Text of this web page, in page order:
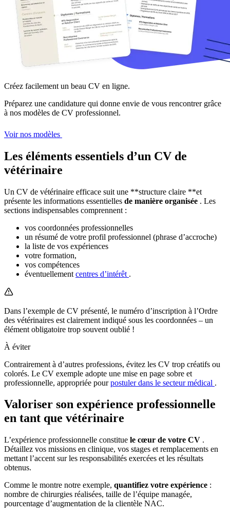
Créez facilement un beau CV en ligne.
Préparez une candidature qui donne envie de vous rencontrer grâce
à nos modèles de CV professionnel.
Voir nos modèles
Les éléments essentiels d’un CV de
vétérinaire
Un CV de vétérinaire efficace suit une **structure claire **et
présente les informations essentielles de manière organisée . Les
sections indispensables comprennent :
vos coordonnées professionnelles
un résumé de votre profil professionnel (phrase d’accroche)
la liste de vos expériences
votre formation,
vos compétences
éventuellement centres d’intérêt .
Dans l’exemple de CV présenté, le numéro d’inscription à l’Ordre
des vétérinaires est clairement indiqué sous les coordonnées – un
élément obligatoire trop souvent oublié !
À éviter
Contrairement à d’autres professions, évitez les CV trop créatifs ou
colorés. Le CV exemple adopte une mise en page sobre et
professionnelle, appropriée pourpostuler dans le secteur médical .
Valoriser son expérience professionnelle
en tant que vétérinaire
L’expérience professionnelle constitue le cœur de votre CV .
Détaillez vos missions en clinique, vos stages et remplacements en
mettant l’accent sur les responsabilités exercées et les résultats
obtenus.
Comme le montre notre exemple, quantifiez votre expérience :
nombre de chirurgies réalisées, taille de l’équipe managée,
pourcentage d’augmentation de la clientèle NAC.